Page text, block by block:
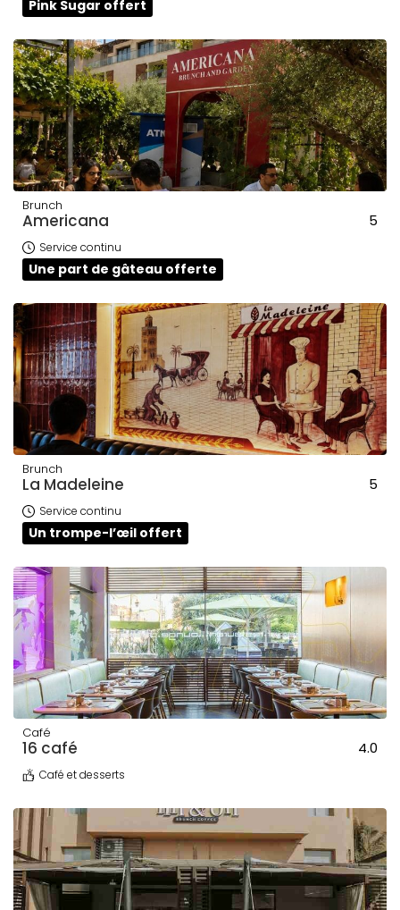
Pink Sugar offert
Brunch
Americana 5
Service continu
Une part de gâteau offerte
Brunch
La Madeleine 5
Service continu
Un trompe-l’œil offert
Café
16 café 4.0
Café et desserts